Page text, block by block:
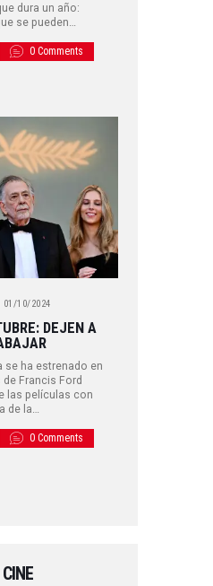
dura un año:
se pueden…
0 Comments
01/10/2024
DEJEN A
se ha estrenado en
Francis Ford
las películas con
de la…
0 Comments